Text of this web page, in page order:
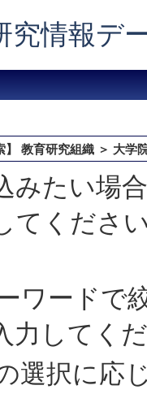
究情報デ
】 教育研究組織 ＞ 大
みたい場
てくださ
ワードで
力してく
選択に応